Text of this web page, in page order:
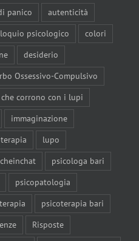
panico
autenticità
psicologico
colori
desiderio
Ossessivo-Compulsivo
corrono con i lupi
immaginazione
lupo
psicologa bari
psicopatologia
psicoterapia bari
Risposte